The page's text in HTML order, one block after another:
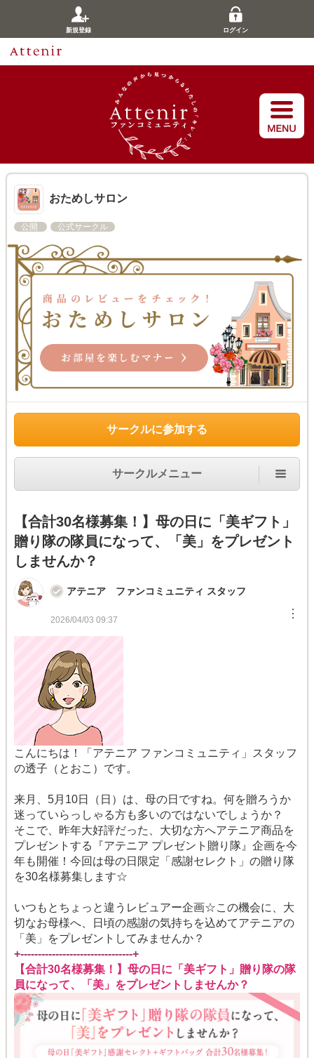
新規登録 ログイン
おためしサロン
公開 公式サークル
サークルに参加する
サークルメニュー
【合計30名様募集！】母の日に「美ギフト」
贈り隊の隊員になって、「美」をプレゼント
しませんか？
アテニア ファンコミュニティ スタッフ
2026/04/03 09:37 ︙
こんにちは！「アテニア ファンコミュニティ」スタッフ
の透子（とおこ）です。
来月、5月10日（日）は、母の日ですね。何を贈ろうか
迷っていらっしゃる方も多いのではないでしょうか？
そこで、昨年大好評だった、大切な方へアテニア商品を
プレゼントする『アテニア プレゼント贈り隊』企画を今
年も開催！今回は母の日限定「感謝セレクト」の贈り隊
を30名様募集します☆
いつもとちょっと違うレビュアー企画☆この機会に、大
切なお母様へ、日頃の感謝の気持ちを込めてアテニアの
「美」をプレゼントしてみませんか？
+--------------------------------+
【合計30名様募集！】母の日に「美ギフト」贈り隊の隊
員になって、「美」をプレゼントしませんか？